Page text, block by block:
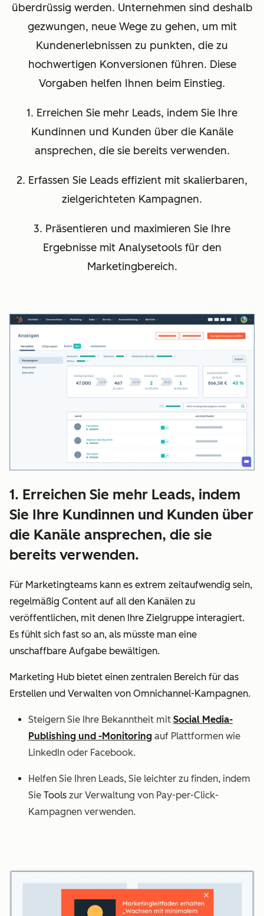
überdrüssig werden. Unternehmen sind deshalb
gezwungen, neue Wege zu gehen, um mit
Kundenerlebnissen zu punkten, die zu
hochwertigen Konversionen führen. Diese
Vorgaben helfen Ihnen beim Einstieg.
1. Erreichen Sie mehr Leads, indem Sie Ihre
Kundinnen und Kunden über die Kanäle
ansprechen, die sie bereits verwenden.
2. Erfassen Sie Leads effizient mit skalierbaren,
zielgerichteten Kampagnen.
3. Präsentieren und maximieren Sie Ihre
Ergebnisse mit Analysetools für den
Marketingbereich.
1. Erreichen Sie mehr Leads, indem
Sie Ihre Kundinnen und Kunden über
die Kanäle ansprechen, die sie
bereits verwenden.
Für Marketingteams kann es extrem zeitaufwendig sein,
regelmäßig Content auf all den Kanälen zu
veröffentlichen, mit denen Ihre Zielgruppe interagiert.
Es fühlt sich fast so an, als müsste man eine
unschaffbare Aufgabe bewältigen.
Marketing Hub bietet einen zentralen Bereich für das
Erstellen und Verwalten von Omnichannel-Kampagnen.
Steigern Sie Ihre Bekanntheit mit Social Media-
Publishing und -Monitoring auf Plattformen wie
LinkedIn oder Facebook.
Helfen Sie Ihren Leads, Sie leichter zu finden, indem
Sie Tools zur Verwaltung von Pay-per-Click-
Kampagnen verwenden.